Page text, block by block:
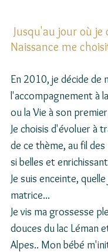
Naissance me
En 2010, je décide de
l'accompagnement à
ou la Vie à son
Je choisis d'évoluer à
de ce thème, au fil
si belles et
Je suis enceinte,
matrice...
Je vis ma grossesse
douces du lac Léman
Alpes.. Mon bébé